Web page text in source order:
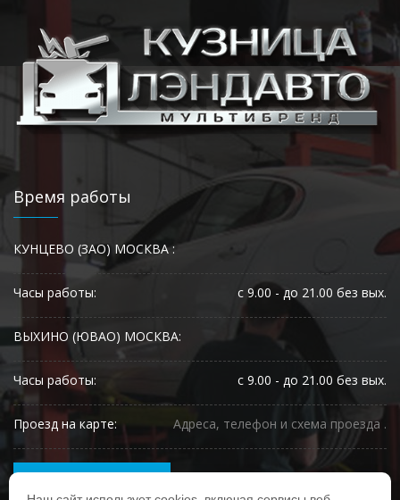
Время работы
КУНЦЕВО (ЗАО) МОСКВА :
Часы работы: с 9.00 - до 21.00 без вых.
ВЫХИНО (ЮВАО) МОСКВА:
Часы работы: с 9.00 - до 21.00 без вых.
Проезд на карте: Адреса, телефон и схема проезда .